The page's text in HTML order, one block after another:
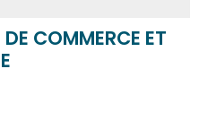
COMMERCE ET